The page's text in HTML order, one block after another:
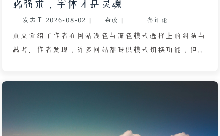
必强求，字体才是灵魂
发表于 2026-08-02 | 杂谈 | 条评论
本文介绍了作者在网站浅色与深色模式选择上的纠结与
思考。作者发现，许多网站都提供模式切换功能，但自
时，作者批评了强行切换模式后出现的色彩生硬、可读